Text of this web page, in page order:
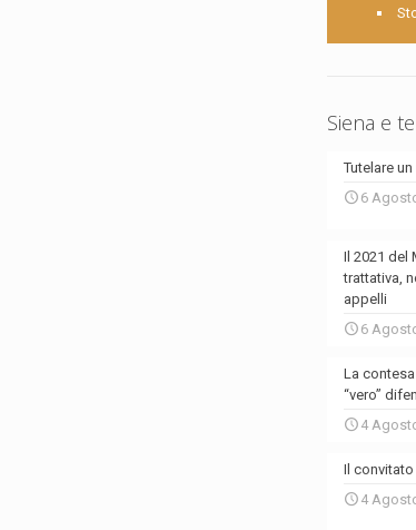
Siena e
Tutelare
6
Il 2021 del
trattativa,
appelli
6
La contesa
“vero”
4
Il
4